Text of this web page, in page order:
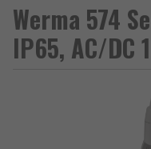
Werma 574
IP65, AC/DC